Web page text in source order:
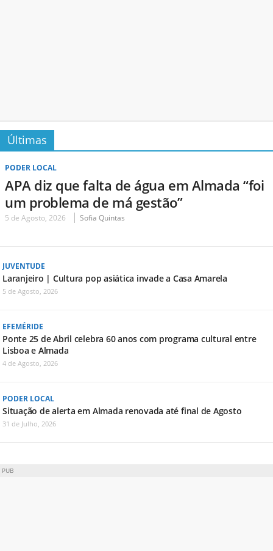
Últimas
PODER LOCAL
APA diz que falta de água em Almada “foi
um problema de má gestão”
5 de Agosto, 2026 Sofia Quintas
JUVENTUDE
Laranjeiro | Cultura pop asiática invade a Casa Amarela
5 de Agosto, 2026
EFEMÉRIDE
Ponte 25 de Abril celebra 60 anos com programa cultural entre
Lisboa e Almada
4 de Agosto, 2026
PODER LOCAL
Situação de alerta em Almada renovada até final de Agosto
31 de Julho, 2026
PUB